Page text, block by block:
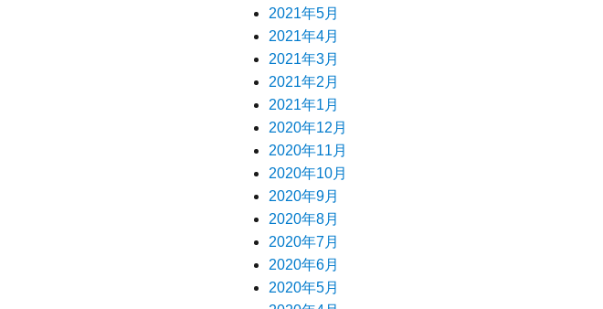
2021年5月
2021年4月
2021年3月
2021年2月
2021年1月
2020年12月
2020年11月
2020年10月
2020年9月
2020年8月
2020年7月
2020年6月
2020年5月